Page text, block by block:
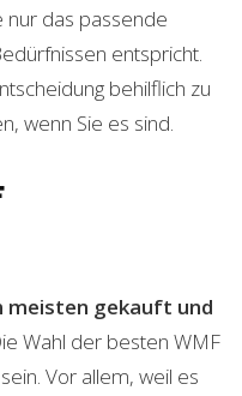
nur das passende
entspricht.
behilflich zu
wenn Sie es sind.
meisten gekauft und
Wahl der besten WMF
Vor allem, weil es